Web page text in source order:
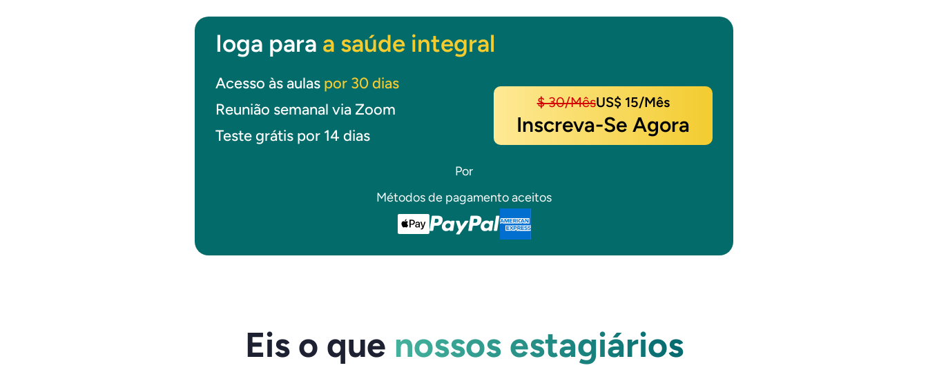
Ioga para a saúde integral
Acesso às aulas por 30 dias
Reunião semanal via Zoom
Teste grátis por 14 dias
$ 30/mêsUS$ 15/mês
Inscreva-Se Agora
Por
Métodos de pagamento aceitos
Eis o que nossos estagiários